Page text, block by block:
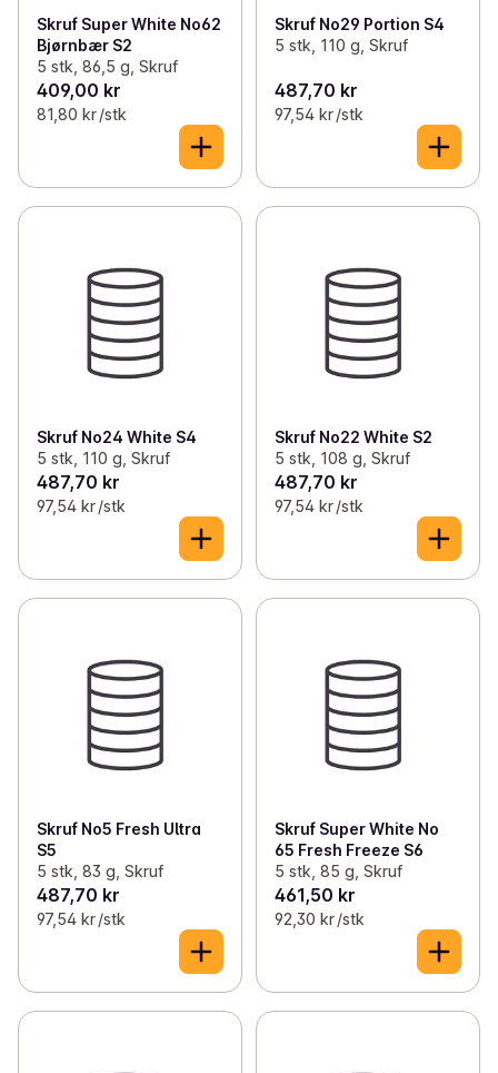
Skruf Super White No62
Bjørnbær S2
5 stk, 86,5 g, Skruf
409,00 kr
81,80 kr /stk
Skruf No29 Portion S4
5 stk, 110 g, Skruf
487,70 kr
97,54 kr /stk
Skruf No24 White S4
5 stk, 110 g, Skruf
487,70 kr
97,54 kr /stk
Skruf No22 White S2
5 stk, 108 g, Skruf
487,70 kr
97,54 kr /stk
Skruf No5 Fresh Ultra
S5
5 stk, 83 g, Skruf
487,70 kr
97,54 kr /stk
Skruf Super White No
65 Fresh Freeze S6
5 stk, 85 g, Skruf
461,50 kr
92,30 kr /stk